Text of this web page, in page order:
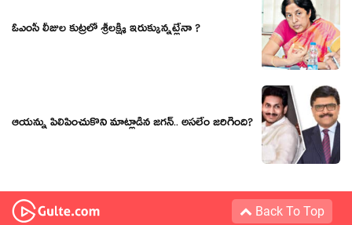
ఓఎంసీ లీజుల కుట్రలో శ్రీలక్ష్మి ఇరుక్కున్నట్లేనా ?
ఆయన్ను పిలిపించుకొని మాట్లాడిన జగన్.. అసలేం జరిగింది?
Back To Top